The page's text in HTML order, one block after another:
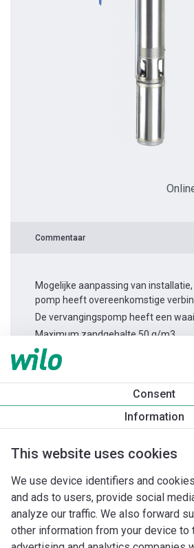
Consent
Information
This website uses cookies
We use device identifiers and
and ads to users, provide social
analyze our traffic. We also forward
other information from your device to
Commentaar
Mogelijke aanpassing van
pomp heeft overeenkomstige
De vervangingspomp heeft een
Maximum zandgehalte 50 g/m3.
Productinformatie